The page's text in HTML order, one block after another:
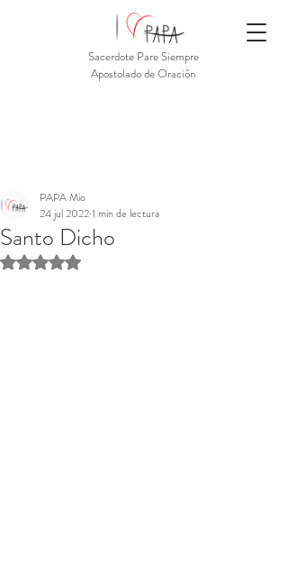
Sacerdote Pare Siempre
Apostolado de Oración
Santo Dicho
PAPA Mio
24 jul 20221 min de lectura
Obtuvo NaN de 5 estrellas.